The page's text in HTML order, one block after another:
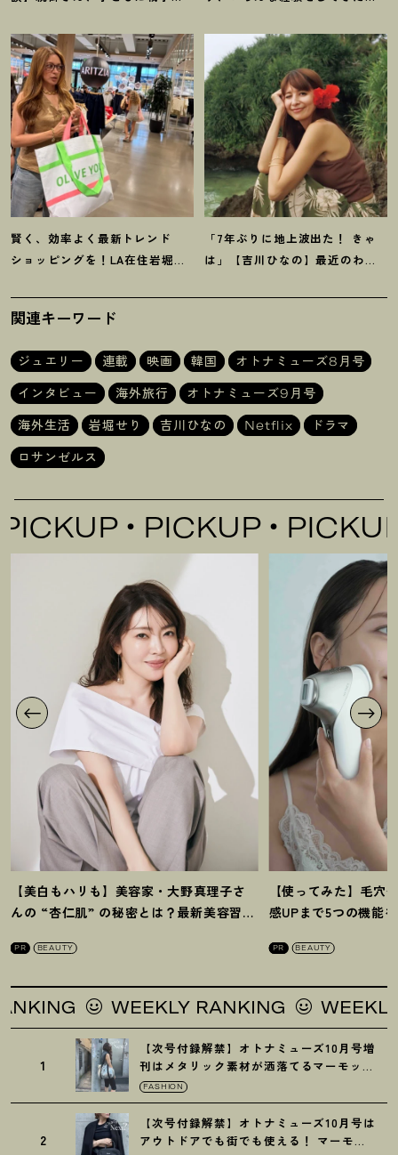
るチャンスです！映画『モン
キービジネス』
現在地
賢く、効率よく最新トレンド
ショッピングを ！ LA在住岩堀せ
選
「7年ぶりに地上波出た ！
きゃ
は」【吉川ひなの】最近のわた
関連キーワード
ジュエリー 連載 映画 韓国
オトナミューズ8月号
インタビュー
海外旅行
オトナミューズ9月号
海外生活
岩堀せり 吉川ひなの Netflix
ドラマ
ロサンゼルス
PICKUP PICKUP
【美白もハリも】美容家・大野真理子さ
んの “杏仁肌” の秘密とは ？ 最新美容習慣
PR BEAUTY
【使ってみた】毛穴
感UPまで5つの機能
PR BEAUTY
WEEKLY RANKING WEEKLY RANKING
1
【次号付録解禁】オトナミューズ10月号増
刊はメタリック素材が洒落てるマーモット
の保冷バッグ
FASHION
2
【次号付録解禁】オトナミューズ10月号は
アウトドアでも街でも使える ！ マーモッ